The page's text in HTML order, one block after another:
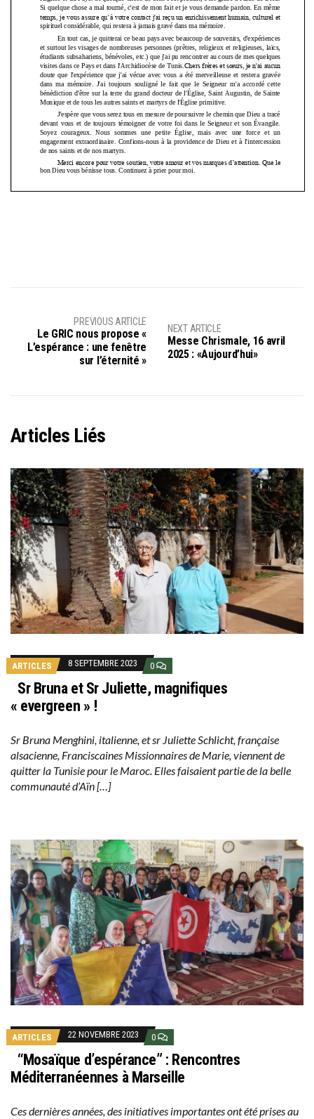
PREVIOUS ARTICLE
Le GRIC nous propose «
L’espérance : une fenêtre
sur l’éternité »
NEXT ARTICLE
Messe Chrismale, 16 avril
2025 : «Aujourd’hui»
Articles Liés
ARTICLES 8 SEPTEMBRE 2023 0
Sr Bruna et Sr Juliette, magnifiques
« evergreen » !
Sr Bruna Menghini, italienne, et sr Juliette Schlicht, française
alsacienne, Franciscaines Missionnaires de Marie, viennent de
quitter la Tunisie pour le Maroc. Elles faisaient partie de la belle
communauté d’Aïn […]
ARTICLES 22 NOVEMBRE 2023 0
“Mosaïque d’espérance” : Rencontres
Méditerranéennes à Marseille
Ces dernières années, des initiatives importantes ont été prises au